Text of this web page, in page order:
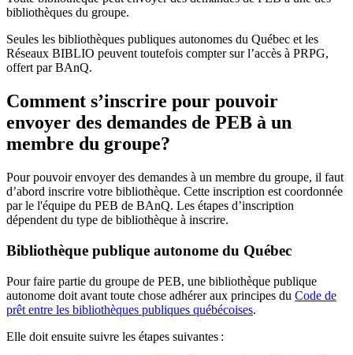
bibliothèques du groupe.
Seules les bibliothèques publiques autonomes du Québec et les
Réseaux BIBLIO peuvent toutefois compter sur l’accès à PRPG,
offert par BAnQ.
Comment s’inscrire pour pouvoir
envoyer des demandes de PEB à un
membre du groupe?
Pour pouvoir envoyer des demandes à un membre du groupe, il faut
d’abord inscrire votre bibliothèque. Cette inscription est coordonnée
par le l'équipe du PEB de BAnQ. Les étapes d’inscription
dépendent du type de bibliothèque à inscrire.
Bibliothèque publique autonome du Québec
Pour faire partie du groupe de PEB, une bibliothèque publique
autonome doit avant toute chose adhérer aux principes du Code de
prêt entre les bibliothèques publiques québécoises.
Elle doit ensuite suivre les étapes suivantes :